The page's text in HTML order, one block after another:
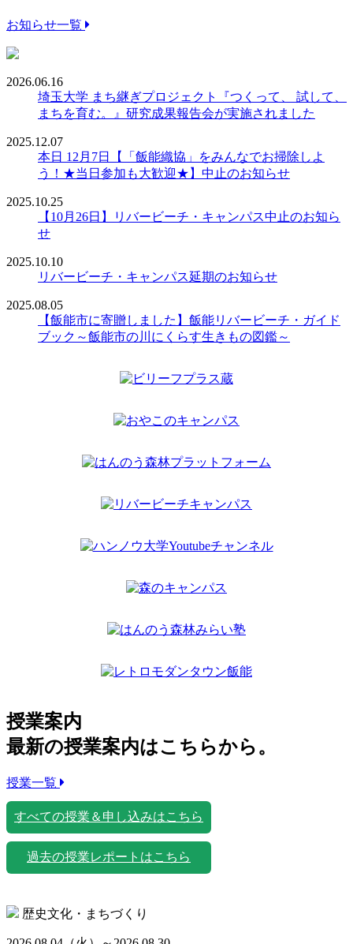
お知らせ一覧
2026.06.16
埼玉大学 まち継ぎプロジェクト『つくって、 試して、
まちを育む。』研究成果報告会が実施されました
2025.12.07
本日 12月7日【「飯能織協」をみんなでお掃除しよ
う！★当日参加も大歓迎★】中止のお知らせ
2025.10.25
【10月26日】リバービーチ・キャンパス中止のお知ら
せ
2025.10.10
リバービーチ・キャンパス延期のお知らせ
2025.08.05
【飯能市に寄贈しました】飯能リバービーチ・ガイド
ブック～飯能市の川にくらす生きもの図鑑～
授業案内
最新の授業案内はこちらから。
授業一覧
すべての授業＆申し込みはこちら
過去の授業レポートはこちら
歴史文化・まちづくり